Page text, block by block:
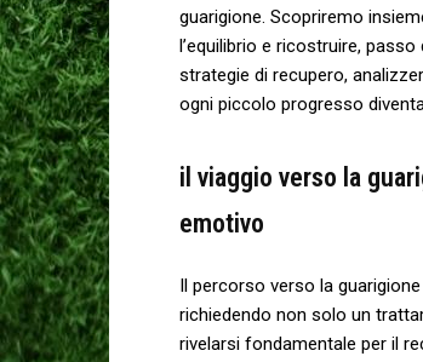
guarigione. Scopriremo
⁣l’equilibrio e ⁤ricostruire,⁤
strategie di recupero,
ogni piccolo progresso
il viaggio verso la
emotivo
Il percorso verso la
richiedendo non‌ solo⁣ un
rivelarsi fondamentale per il